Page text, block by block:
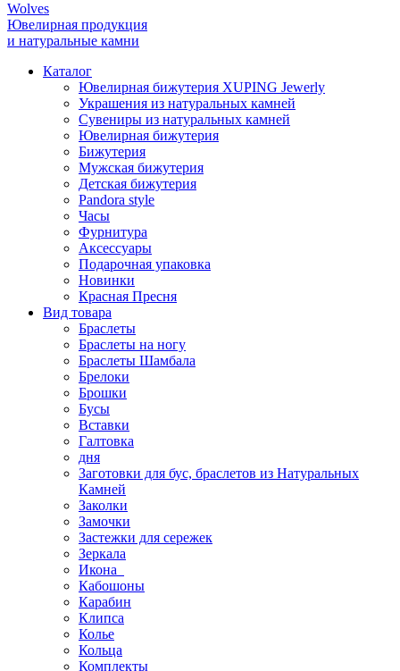
Wolves
Ювелирная продукция
и натуральные камни
Каталог
Ювелирная бижутерия XUPING Jewerly
Украшения из натуральных камней
Сувениры из натуральных камней
Ювелирная бижутерия
Бижутерия
Мужская бижутерия
Детская бижутерия
Pandora style
Часы
Фурнитура
Аксеcсуары
Подарочная упаковка
Новинки
Красная Пресня
Вид товара
Браслеты
Браслеты на ногу
Браслеты Шамбала
Брелоки
Брошки
Бусы
Вставки
Галтовка
дня
Заготовки для бус, браслетов из Натуральных
Камней
Заколки
Замочки
Застежки для сережек
Зеркала
Икона
Кабошоны
Карабин
Клипса
Колье
Кольца
Комплекты